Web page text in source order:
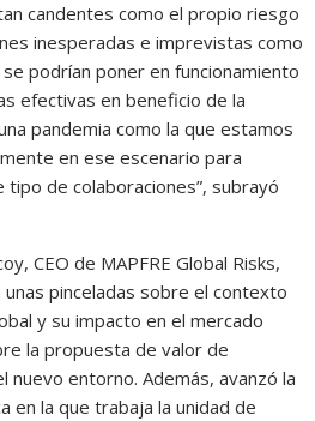
candentes como el propio riesgo
inesperadas e imprevistas como
podrían poner en funcionamiento
efectivas en beneficio de la
pandemia como la que estamos
en ese escenario para
de colaboraciones”, subrayó
CEO de MAPFRE Global Risks,
pinceladas sobre el contexto
y su impacto en el mercado
la propuesta de valor de
nuevo entorno. Además, avanzó la
en la que trabaja la unidad de